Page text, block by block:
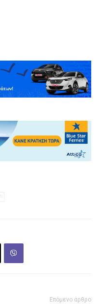
Επόμενο άρθρο